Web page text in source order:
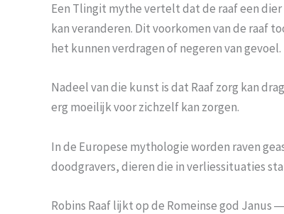
Een Tlingit mythe vertelt dat de raaf een dier
kan veranderen. Dit voorkomen van de raaf
het kunnen verdragen of negeren van gevoel.
Nadeel van die kunst is dat Raaf zorg kan
erg moeilijk voor zichzelf kan zorgen.
In de Europese mythologie worden raven
doodgravers, dieren die in verliessituaties
Robins Raaf lijkt op de Romeinse god Janus